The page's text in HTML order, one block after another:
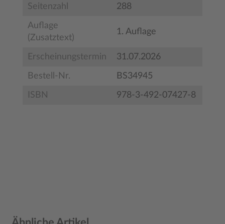
Seitenzahl 288
Auflage
(Zusatztext)
1. Auflage
Erscheinungstermin 31.07.2026
Bestell-Nr. BS34945
ISBN 978-3-492-07427-8
Produktgalerie überspringen